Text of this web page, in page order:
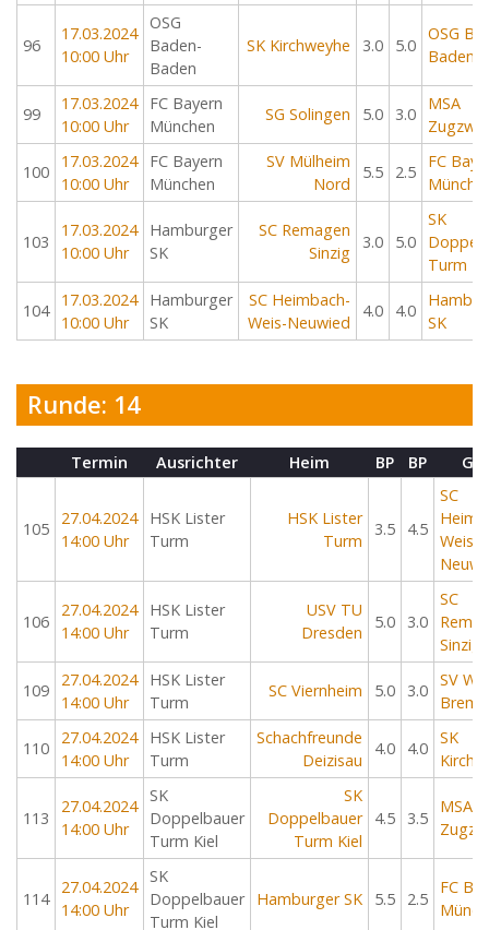
96
17.03.2024
10:00 Uhr
OSG
Baden-
Baden
SK Kirchweyhe 3.0 5.0
OSG
Baden
99
17.03.2024
10:00 Uhr
FC Bayern
München
SG Solingen 5.0 3.0
MSA
100
17.03.2024
10:00 Uhr
FC Bayern
München
SV Mülheim
Nord
5.5 2.5
FC
103
17.03.2024
10:00 Uhr
Hamburger
SK
SC Remagen
Sinzig
3.0 5.0
SK
Turm
104
17.03.2024
10:00 Uhr
Hamburger
SK
SC Heimbach-
Weis-Neuwied
4.0 4.0
SK
Runde: 14
Termin Ausrichter Heim BP BP
105
27.04.2024
14:00 Uhr
HSK Lister
Turm
HSK Lister
Turm
3.5 4.5
SC
Weis-
106
27.04.2024
14:00 Uhr
HSK Lister
Turm
USV TU
Dresden
5.0 3.0
SC
Sinzig
109
27.04.2024
14:00 Uhr
HSK Lister
Turm
SC Viernheim 5.0 3.0
SV
110
27.04.2024
14:00 Uhr
HSK Lister
Turm
Schachfreunde
Deizisau
4.0 4.0
SK
113
27.04.2024
14:00 Uhr
SK
Doppelbauer
Turm Kiel
SK
Doppelbauer
Turm Kiel
4.5 3.5
MSA
114
27.04.2024
14:00 Uhr
SK
Doppelbauer
Turm Kiel
Hamburger SK 5.5 2.5
FC